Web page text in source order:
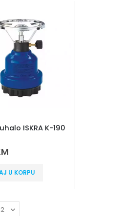
ISKRA K-190
U KORPU